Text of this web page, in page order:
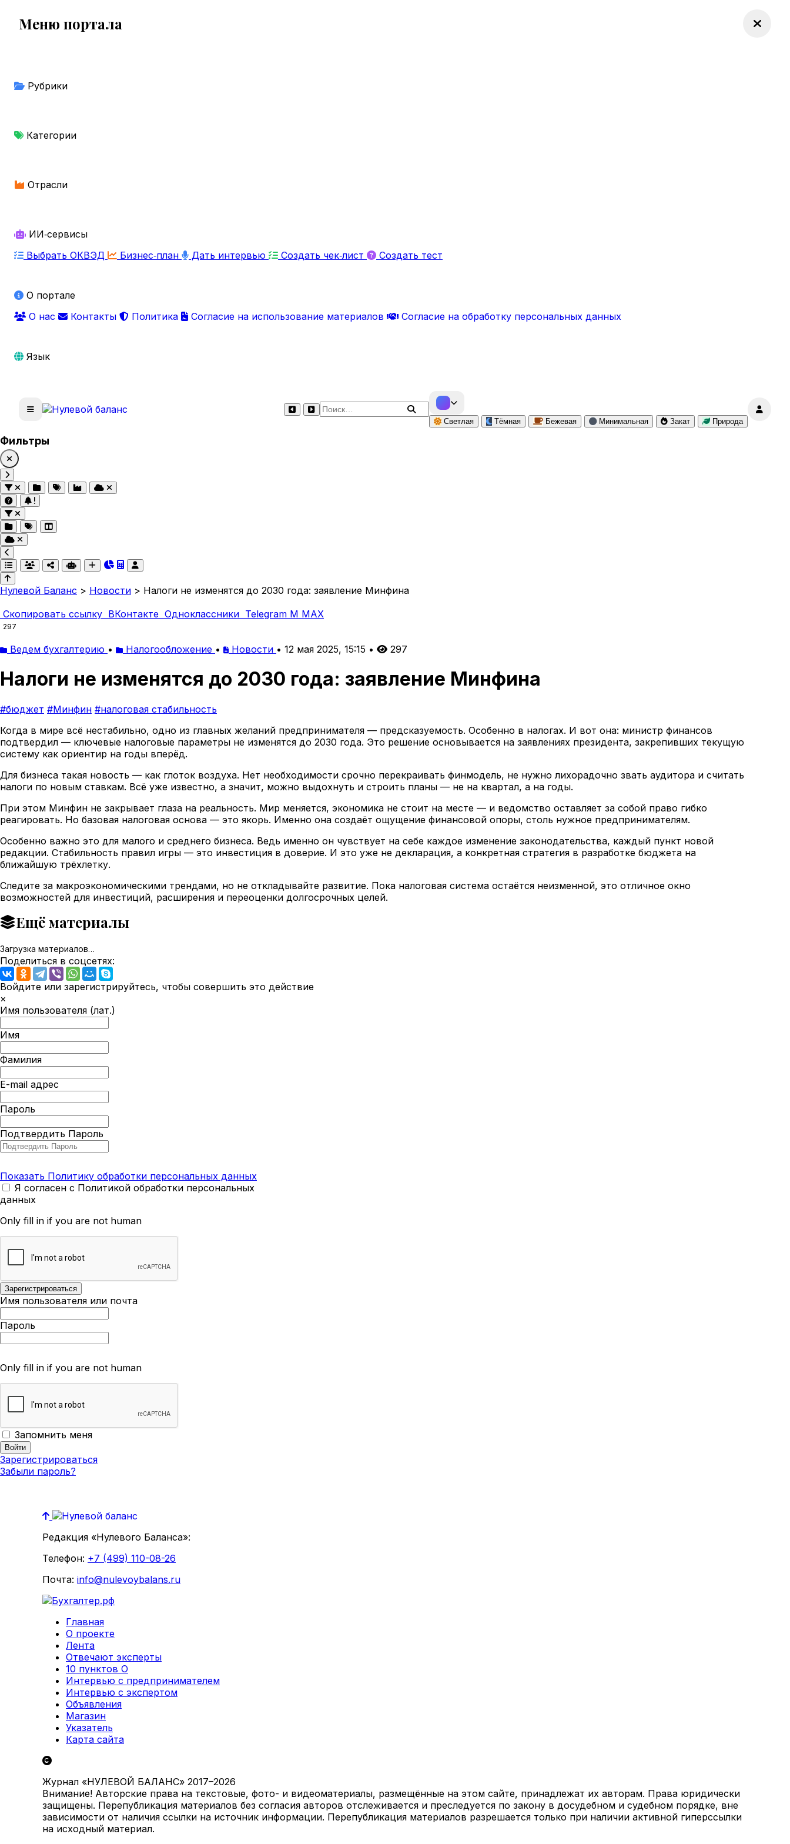
Меню портала
Рубрики
Категории
Отрасли
ИИ‑сервисы
Выбрать ОКВЭД
Бизнес‑план Дать интервью Создать чек‑лист Создать тест
О портале
О нас
Контакты Политика Согласие на использование материалов Согласие на обработку персональных данных
Язык
Поиск по сайту
Светлая Тёмная Бежевая Минимальная Закат Природа
Фильтры
Нулевой Баланс > Новости > Налоги не изменятся до 2030 года: заявление Минфина
Скопировать ссылку ВКонтакте Одноклассники Telegram M MAX
297
Ведем бухгалтерию • Налогообложение • Новости • 12 мая 2025, 15:15 • 297
Налоги не изменятся до 2030 года: заявление Минфина
#бюджет #Минфин #налоговая стабильность
Когда в мире всё нестабильно, одно из главных желаний предпринимателя — предсказуемость. Особенно в налогах. И вот она: министр финансов
подтвердил — ключевые налоговые параметры не изменятся до 2030 года. Это решение основывается на заявлениях президента, закрепивших текущую
систему как ориентир на годы вперёд.
Для бизнеса такая новость — как глоток воздуха. Нет необходимости срочно перекраивать финмодель, не нужно лихорадочно звать аудитора и считать
налоги по новым ставкам. Всё уже известно, а значит, можно выдохнуть и строить планы — не на квартал, а на годы.
При этом Минфин не закрывает глаза на реальность. Мир меняется, экономика не стоит на месте — и ведомство оставляет за собой право гибко
реагировать. Но базовая налоговая основа — это якорь. Именно она создаёт ощущение финансовой опоры, столь нужное предпринимателям.
Особенно важно это для малого и среднего бизнеса. Ведь именно он чувствует на себе каждое изменение законодательства, каждый пункт новой
редакции. Стабильность правил игры — это инвестиция в доверие. И это уже не декларация, а конкретная стратегия в разработке бюджета на
ближайшую трёхлетку.
Следите за макроэкономическими трендами, но не откладывайте развитие. Пока налоговая система остаётся неизменной, это отличное окно
возможностей для инвестиций, расширения и переоценки долгосрочных целей.
Ещё материалы
Загрузка материалов…
Поделиться в соцсетях:
Войдите или зарегистрируйтесь, чтобы совершить это действие
×
Имя пользователя (лат.)
Имя
Фамилия
E-mail адрес
Пароль
Подтвердить Пароль
Показать Политику обработки персональных данных
Я согласен с Политикой обработки персональных
данных
Only fill in if you are not human
Имя пользователя или почта
Пароль
Only fill in if you are not human
Запомнить меня
Зарегистрироваться
Забыли пароль?
Редакция «Нулевого Баланса»:
Телефон: +7 (499) 110-08-26
Почта: info@nulevoybalans.ru
Главная
О проекте
Лента
Отвечают эксперты
10 пунктов О
Интервью с предпринимателем
Интервью с экспертом
Объявления
Магазин
Указатель
Карта сайта
Журнал «НУЛЕВОЙ БАЛАНС» 2017–2026
Внимание! Авторские права на текстовые, фото- и видеоматериалы, размещённые на этом сайте, принадлежат их авторам. Права юридически
защищены. Перепубликация материалов без согласия авторов отслеживается и преследуется по закону в досудебном и судебном порядке, вне
зависимости от наличия ссылки на источник информации. Перепубликация материалов разрешается только при наличии активной гиперссылки
на исходный материал.